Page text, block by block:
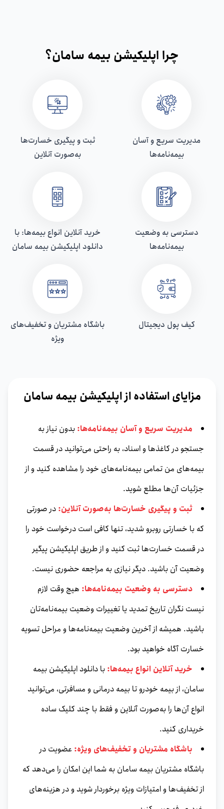
چرا اپلیکیشن بیمه سامان؟
مدیریت سریع و آسان
بیمه‌نامه‌ها
ثبت و پیگیری خسارت‌ها
به‌صورت آنلاین
دسترسی به وضعیت
بیمه‌نامه‌ها
خرید آنلاین انواع بیمه‌ها: با
دانلود اپلیکیشن بیمه سامان
کیف پول دیجیتال
باشگاه مشتریان و تخفیف‌های
ویژه
مزایای استفاده از اپلیکیشن بیمه سامان
مدیریت سریع و آسان بیمه‌نامه‌ها: بدون نیاز به
جستجو در کاغذها و اسناد، به راحتی می‌توانید در قسمت
بیمه‌های من تمامی بیمه‌نامه‌های خود را مشاهده کنید و از
جزئیات آن‌ها مطلع شوید.
ثبت و پیگیری خسارت‌ها به‌صورت آنلاین: در صورتی
که با خسارتی روبرو شدید، تنها کافی است درخواست خود را
در قسمت خسارت‌ها ثبت کنید و از طریق اپلیکیشن پیگیر
وضعیت آن باشید. دیگر نیازی به مراجعه حضوری نیست.
دسترسی به وضعیت بیمه‌نامه‌ها: هیچ وقت لازم
نیست نگران تاریخ تمدید یا تغییرات وضعیت بیمه‌نامه‌تان
باشید. همیشه از آخرین وضعیت بیمه‌نامه‌ها و مراحل تسویه
خسارت آگاه خواهید بود.
خرید آنلاین انواع بیمه‌ها: با دانلود اپلیکیشن بیمه
سامان، از بیمه خودرو تا بیمه درمانی و مسافرتی، می‌توانید
انواع آن‌ها را به‌صورت آنلاین و فقط با چند کلیک ساده
خریداری کنید.
باشگاه مشتریان و تخفیف‌های ویژه: عضویت در
باشگاه مشتریان بیمه سامان به شما این امکان را می‌دهد که
از تخفیف‌ها و امتیازات ویژه برخوردار شوید و در هزینه‌های